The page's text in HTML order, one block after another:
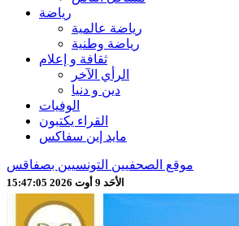
رياضة
رياضة عالمية
رياضة وطنية
ثقافة و إعلام
الرأي الآخر
دين و دنيا
الوفيات
القراء يكتبون
مايد إين سفاكس
موقع الصحفيين التونسيين بصفاقس
الأحَد 9 أوت 2026 15:47:07